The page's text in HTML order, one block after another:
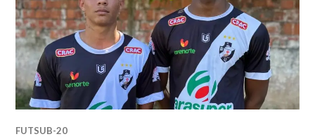
FUTSUB-20